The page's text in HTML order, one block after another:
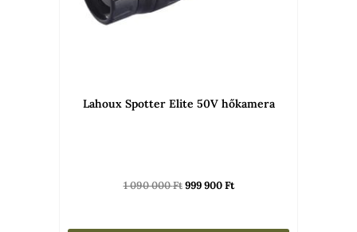
Lahoux Spotter Elite 50V hőkamera
1 090 000Ft 999 900Ft